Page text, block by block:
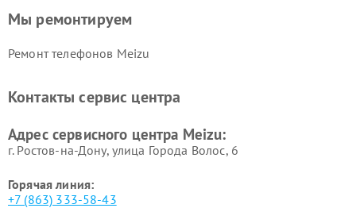
Мы ремонтируем
Ремонт телефонов Meizu
Контакты сервис центра
Адрес сервисного центра Meizu:
г. Ростов-на-Дону, улица Города Волос, 6
Горячая линия:
+7 (863) 333-58-43